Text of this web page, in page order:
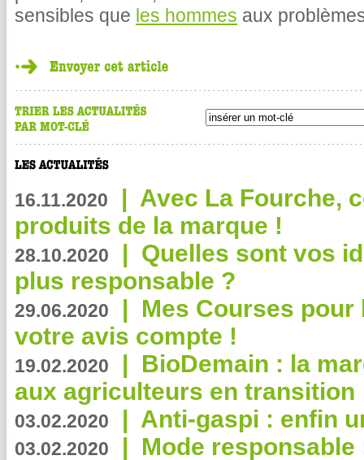
sensibles que les hommes aux
16.11.2020 | Avec La Fourche,
produits de la marque !
28.10.2020 | Quelles sont vos
plus responsable ?
29.06.2020 | Mes Courses pour
votre avis compte !
19.02.2020 | BioDemain : la
aux agriculteurs en transition
03.02.2020 | Anti-gaspi : enfin
03.02.2020 | Mode